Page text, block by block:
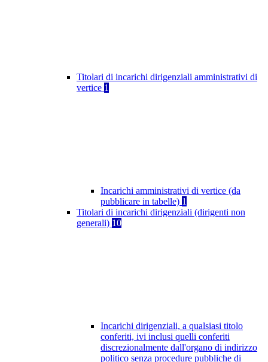
Titolari di incarichi dirigenziali amministrativi di
vertice 1
Incarichi amministrativi di vertice (da
pubblicare in tabelle) 1
Titolari di incarichi dirigenziali (dirigenti non
generali) 10
Incarichi dirigenziali, a qualsiasi titolo
conferiti, ivi inclusi quelli conferiti
discrezionalmente dall'organo di indirizzo
politico senza procedure pubbliche di